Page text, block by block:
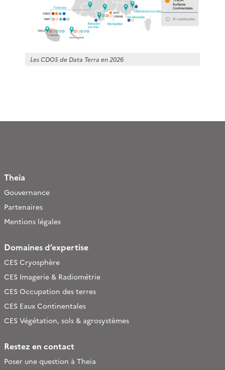
Les CDOS de Data Terra en 2026
Theia
Gouvernance
Partenaires
Mentions légales
Domaines d’expertise
CES Cryosphère
CES Imagerie & Radiométrie
CES Occupation des terres
CES Eaux Continentales
CES Végétation, sols & agrosystèmes
Restez en contact
Poser une question à Theia